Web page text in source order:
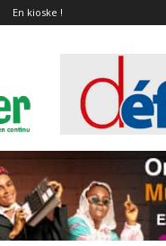
En kioske !